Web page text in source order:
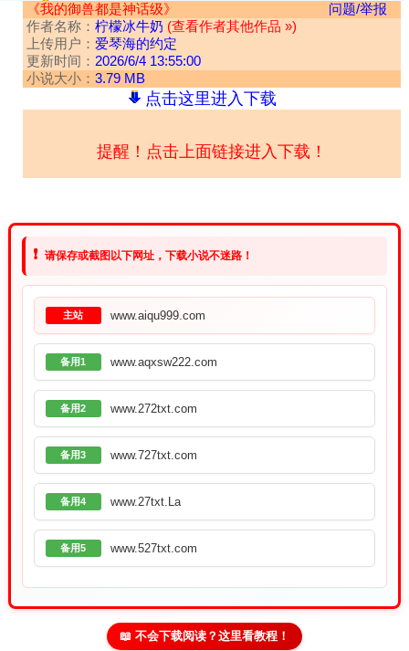
《我的御兽都是神话级》
问题/举报
作者名称： 柠檬冰牛奶 (查看作者其他作品 »)
上传用户： 爱琴海的约定
更新时间： 2026/6/4 13:55:00
小说大小： 3.79 MB
点击这里进入下载
提醒！点击上面链接进入下载！
❗ 请保存或截图以下网址，下载小说不迷路！
主站 www.aiqu999.com
备用1 www.aqxsw222.com
备用2 www.272txt.com
备用3 www.727txt.com
备用4 www.27txt.La
备用5 www.527txt.com
📖 不会下载阅读？这里看教程！